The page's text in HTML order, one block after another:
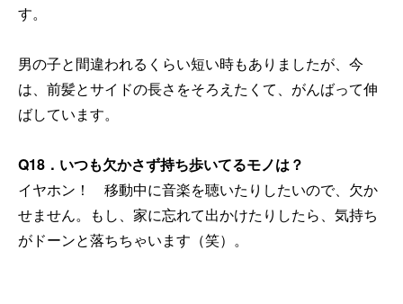
す。
男の子と間違われるくらい短い時もありましたが、今
は、前髪とサイドの長さをそろえたくて、がんばって伸
ばしています。
Q18 ．いつも欠かさず持ち歩いてるモノは？
イヤホン！ 移動中に音楽を聴いたりしたいので、欠か
せません。もし、家に忘れて出かけたりしたら、気持ち
がドーンと落ちちゃいます（笑）。